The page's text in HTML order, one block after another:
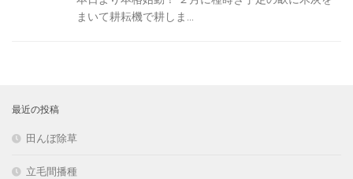
まいて耕耘機で耕しま...
最近の投稿
田んぼ除草
立毛間播種